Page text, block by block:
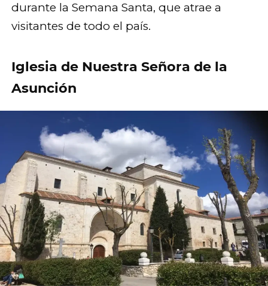
durante la Semana Santa, que atrae a
visitantes de todo el país.
Iglesia de Nuestra Señora de la
Asunción